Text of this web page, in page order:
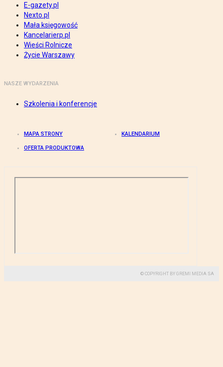
E-gazety.pl
Nexto.pl
Mała księgowość
Kancelarierp.pl
Wieści Rolnicze
Życie Warszawy
NASZE WYDARZENIA
Szkolenia i konferencje
MAPA STRONY KALENDARIUM
OFERTA PRODUKTOWA
© COPYRIGHT BY GREMI MEDIA SA